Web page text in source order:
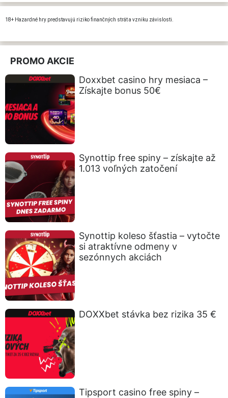
18+ Hazardné hry predstavujú riziko finančných strát a vzniku závislosti.
PROMO AKCIE
Doxxbet casino hry mesiaca –
Získajte bonus 50€
Synottip free spiny – získajte až
1.013 voľných zatočení
Synottip koleso šťastia – vytočte
si atraktívne odmeny v
sezónnych akciách
DOXXbet stávka bez rizika 35 €
Tipsport casino free spiny –